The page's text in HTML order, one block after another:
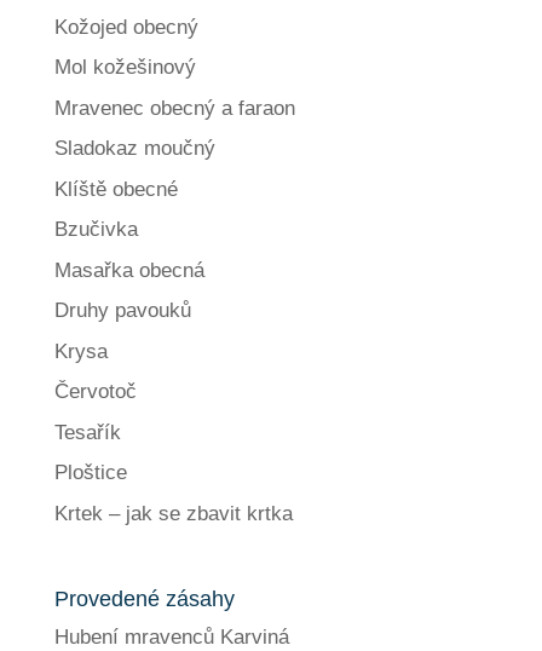
Kožojed obecný
Mol kožešinový
Mravenec obecný a faraon
Sladokaz moučný
Klíště obecné
Bzučivka
Masařka obecná
Druhy pavouků
Krysa
Červotoč
Tesařík
Ploštice
Krtek – jak se zbavit krtka
Provedené zásahy
Hubení mravenců Karviná